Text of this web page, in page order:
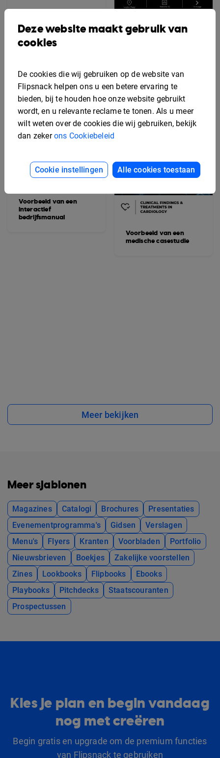
Voorbeeld van een
interactief
bedrijfsmanual
Voorbeeld van een
interactieve brochure
Voorbeeld van een
medische casestudie
Meer bekijken
Meer sjablonen
Magazines Catalogi Brochures
Presentaties
Evenementprogramma's
Gidsen
Verslagen
Menu's
Flyers Kranten Voorbladen
Portfolio
Nieuwsbrieven
Boekjes
Zakelijke voorstellen
Zines
Lookbooks Flipbooks
Ebooks
Playbooks
Pitchdecks
Staatscouranten
Prospectussen
Kies je plan en begin vandaag
nog met creëren
Begin gratis en upgrade om de premium functies
van Flipsnack te gebruiken
Deze website maakt gebruik van
cookies
De cookies die wij gebruiken op de website van
Flipsnack helpen ons u een betere ervaring te
bieden, bij te houden hoe onze website gebruikt
wordt, en u relevante reclame te tonen. Als u meer
wilt weten over de cookies die wij gebruiken, bekijk
dan zekerons Cookiebeleid
Cookie instellingen Alle cookies toestaan